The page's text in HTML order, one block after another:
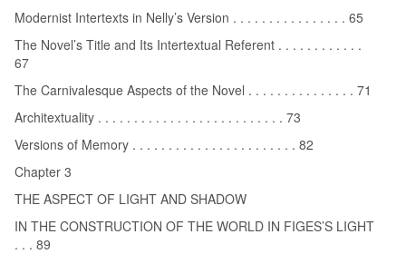
Modernist Intertexts in Nelly’s Version . . . . . . . . . . . . . . . . 65
The Novel’s Title and Its Intertextual Referent . . . . . . . . . . . .
67
The Carnivalesque Aspects of the Novel . . . . . . . . . . . . . . . 71
Architextuality . . . . . . . . . . . . . . . . . . . . . . . . . . 73
Versions of Memory . . . . . . . . . . . . . . . . . . . . . . . 82
Chapter 3
THE ASPECT OF LIGHT AND SHADOW
IN THE CONSTRUCTION OF THE WORLD IN FIGES’S LIGHT
. . . 89